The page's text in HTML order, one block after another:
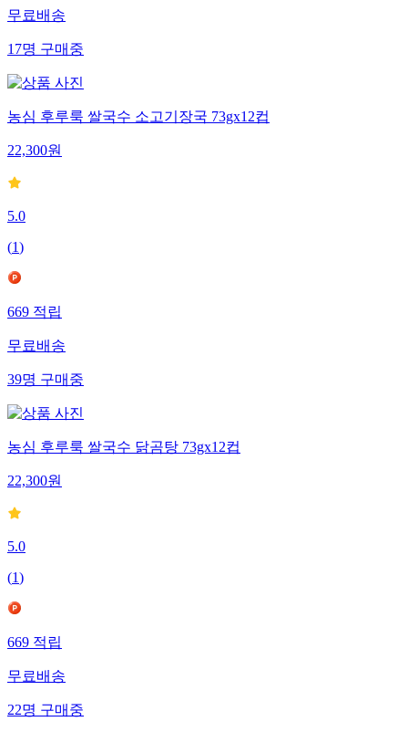
무료배송
17명구매중
농심 후루룩 쌀국수 소고기장국 73gx12컵
22,300원
5.0
(1)
669적립
무료배송
39명구매중
농심 후루룩 쌀국수 닭곰탕 73gx12컵
22,300원
5.0
(1)
669적립
무료배송
22명구매중